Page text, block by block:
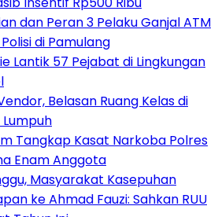
dan Peran 3 Pelaku Ganjal ATM
di Pamulang
Lantik 57 Pejabat di Lingkungan
Belasan Ruang Kelas di
Tangkap Kasat Narkoba Polres
Enam Anggota
Masyarakat Kasepuhan
ke Ahmad Fauzi: Sahkan RUU